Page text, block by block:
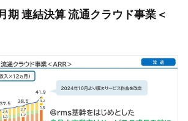
期 連結決算 流通クラウド事業＜